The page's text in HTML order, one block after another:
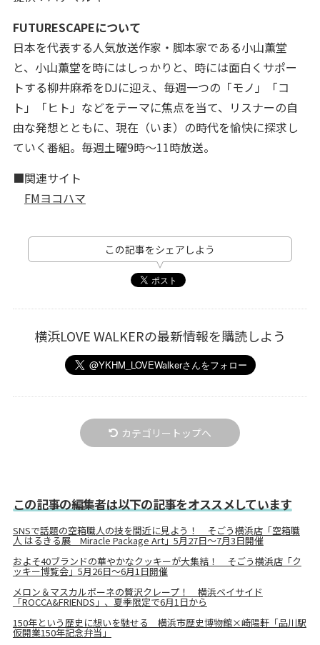
FUTURESCAPEについて
日本を代表する人気放送作家・脚本家である小山薫堂
と、小山薫堂を時にはしっかりと、時には面白くサポー
トする柳井麻希をDJに迎え、毎週一つの「モノ」「コ
ト」「ヒト」などをテーマに焦点を当て、リスナーの自
由な発想とともに、現在（いま）の時代を愉快に探求し
ていく番組。毎週土曜9時～11時放送。
■関連サイト
FMヨコハマ
この記事をシェアしよう
横浜LOVE WALKERの最新情報を購読しよう
カテゴリートップへ
この記事の編集者は以下の記事をオススメしています
SNSで話題の空箱職人の技を間近に見よう！ そごう横浜店「空箱職
人 はるきる展 Miracle Package Art」5月27日～7月3日開催
およそ40ブランドの華やかなクッキーが大集結！ そごう横浜店「ク
ッキー博覧会」5月26日～6月1日開催
メロン＆マスカルポーネの贅沢クレープ！ 横浜ベイサイド
「ROCCA&FRIENDS」、夏季限定で6月1日から
150年という歴史に想いを馳せる 横浜市歴史博物館×崎陽軒「品川駅
仮開業150年記念弁当」